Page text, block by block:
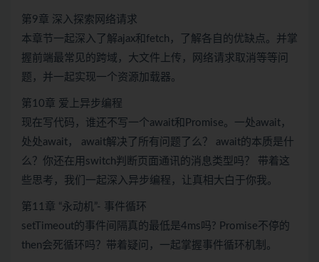
第9章 深入探索网络请求
本章节一起深入了解ajax和fetch，了解各自的优缺点。并掌
握前端最常见的跨域，大文件上传，网络请求取消等等问
题，并一起实现一个资源加载器。
第10章 爱上异步编程
现在写代码，谁还不写一个await和Promise。一处await，
处处await， await解决了所有问题了么？ await的本质是什
么？你还在用switch判断页面通讯的消息类型吗？ 带着这
些思考，我们一起深入异步编程，让真相大白于你我。
第11章 “永动机”- 事件循环
setTimeout的事件间隔真的最低是4ms吗? Promise不停的
then会死循环吗？带着疑问，一起掌握事件循环机制。